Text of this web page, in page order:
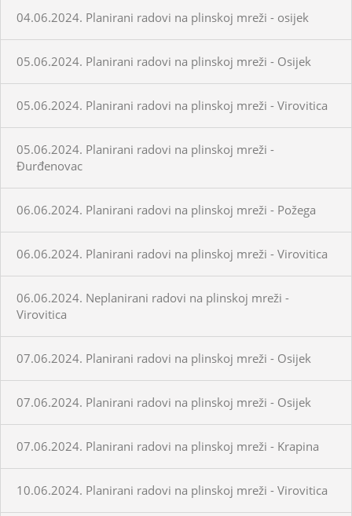
04.06.2024. Planirani radovi na plinskoj mreži - osijek
05.06.2024. Planirani radovi na plinskoj mreži - Osijek
05.06.2024. Planirani radovi na plinskoj mreži - Virovitica
05.06.2024. Planirani radovi na plinskoj mreži -
Đurđenovac
06.06.2024. Planirani radovi na plinskoj mreži - Požega
06.06.2024. Planirani radovi na plinskoj mreži - Virovitica
06.06.2024. Neplanirani radovi na plinskoj mreži -
Virovitica
07.06.2024. Planirani radovi na plinskoj mreži - Osijek
07.06.2024. Planirani radovi na plinskoj mreži - Osijek
07.06.2024. Planirani radovi na plinskoj mreži - Krapina
10.06.2024. Planirani radovi na plinskoj mreži - Virovitica